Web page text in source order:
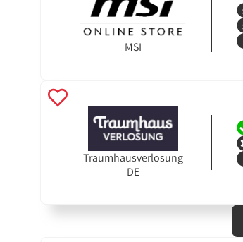
MSI
Traumhausverlosung
DE